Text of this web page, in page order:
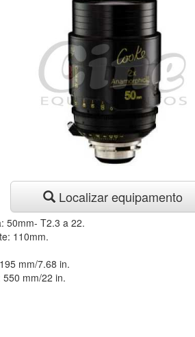
Localizar equipamento
50mm- T2.3 a 22.
110mm.
mm/7.68 in.
mm/22 in.